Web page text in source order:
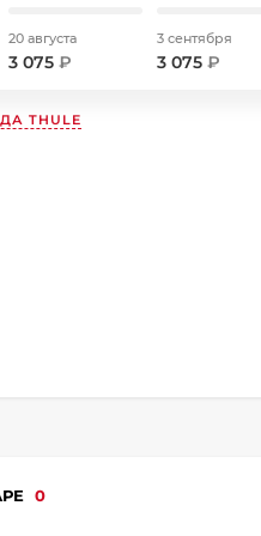
20 августа
3 075₽
3 сентября
3 075 ₽
THULE
0